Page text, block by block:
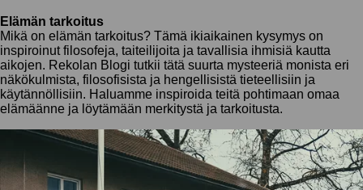
Elämän tarkoitus
Mikä on elämän tarkoitus? Tämä ikiaikainen kysymys on
inspiroinut filosofeja, taiteilijoita ja tavallisia ihmisiä kautta
aikojen. Rekolan Blogi tutkii tätä suurta mysteeriä monista eri
näkökulmista, filosofisista ja hengellisistä tieteellisiin ja
käytännöllisiin. Haluamme inspiroida teitä pohtimaan omaa
elämäänne ja löytämään merkitystä ja tarkoitusta.